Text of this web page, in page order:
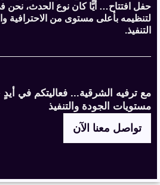
حفل افتتاح… أيًّا كان نوع الحدث، نحن
لتنظيمه بأعلى مستوى من الاحترافية
التنفيذ.
مع ترفيه الشرقية... فعاليتكم في
مستويات الجودة والتنفيذ
تواصل معنا الآن